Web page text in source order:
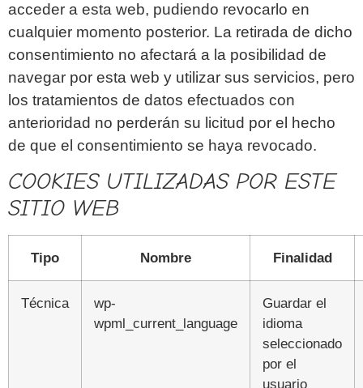
acceder a esta web, pudiendo revocarlo en
cualquier momento posterior. La retirada de dicho
consentimiento no afectará a la posibilidad de
navegar por esta web y utilizar sus servicios, pero
los tratamientos de datos efectuados con
anterioridad no perderán su licitud por el hecho
de que el consentimiento se haya revocado.
COOKIES UTILIZADAS POR ESTE
SITIO WEB
Tipo Nombre Finalidad
Técnica
wp-
wpml_current_language
Guardar el
idioma
seleccionado
por el
usuario